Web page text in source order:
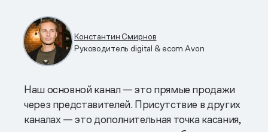
Константин Смирнов
Руководитель digital & ecom Avon
Наш основной канал — это прямые продажи
через представителей. Присутствие в других
каналах — это дополнительная точка касания,